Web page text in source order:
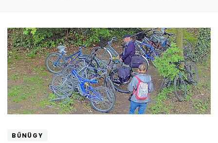
BŰNÜGY